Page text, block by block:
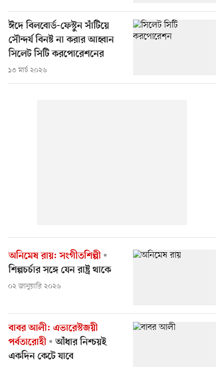
ঈদে বিলবোর্ড-ফেস্টুন সাঁটিয়ে
সৌন্দর্য বিনষ্ট না করার আহ্বান
সিলেট সিটি করপোরেশনের
১৩ মার্চ ২০২৬
অনিমেষ রায়: সংগীতশিল্পী
শিল্পচর্চার সঙ্গে যেন রাষ্ট্র থাকে
০২ জানুয়ারি ২০২৬
বাবর আলী: এভারেস্টজয়ী
পর্বতারোহী
আঁধার নিশ্চয়ই
একদিন কেটে যাবে